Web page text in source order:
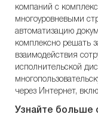
компаний с
многоуровневыми
автоматизацию
комплексно решать
взаимодействия
исполнительской
через Интернет,
Узнайте больше